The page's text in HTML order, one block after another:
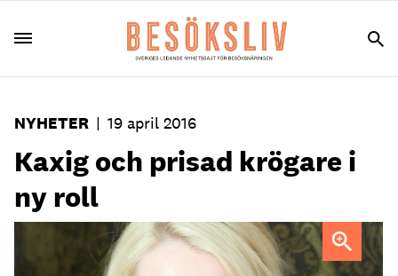
NYHETER | 19 april 2016
Kaxig och prisad krögare i
ny roll
Nina Christensson.